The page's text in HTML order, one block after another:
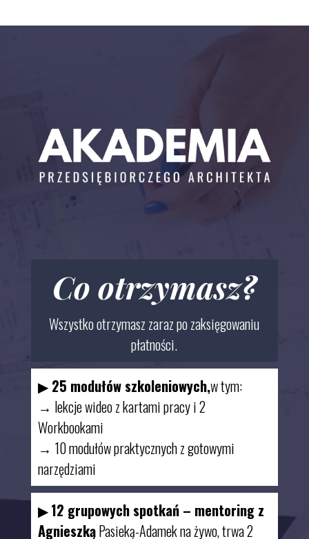
Co otrzymasz?
Wszystko otrzymasz zaraz po zaksięgowaniu
płatności.
▶25 modułów szkoleniowych,w tym:
→ lekcje wideo z kartami pracy i 2
Workbookami
→ 10 modułów praktycznych z gotowymi
narzędziami
▶12 grupowych spotkań – mentoring z
AgnieszkąPasieką-Adamek na żywo, trwa 2